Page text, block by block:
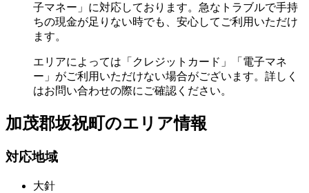
子マネー」に対応しております。急なトラブルで手持
ちの現金が足りない時でも、安心してご利用いただけ
ます。
エリアによっては「クレジットカード」「電子マネ
ー」がご利用いただけない場合がございます。詳しく
はお問い合わせの際にご確認ください。
加茂郡坂祝町のエリア情報
対応地域
大針